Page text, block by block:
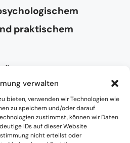
verwalten
bieten, verwenden wir Technologien wie
zu speichern und/oder darauf
zustimmst, können wir Daten
IDs auf dieser Website
nicht erteilst oder
praktischem
& keine
mit Ämtern ohne